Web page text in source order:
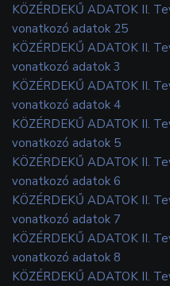
KÖZÉRDEKŰ ADATOK II.
vonatkozó adatok 25
KÖZÉRDEKŰ ADATOK II.
vonatkozó adatok 3
KÖZÉRDEKŰ ADATOK II.
vonatkozó adatok 4
KÖZÉRDEKŰ ADATOK II.
vonatkozó adatok 5
KÖZÉRDEKŰ ADATOK II.
vonatkozó adatok 6
KÖZÉRDEKŰ ADATOK II.
vonatkozó adatok 7
KÖZÉRDEKŰ ADATOK II.
vonatkozó adatok 8
KÖZÉRDEKŰ ADATOK II.